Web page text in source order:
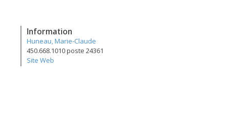
Information
Huneau, Marie-Claude
450.668.1010 poste 24361
Site Web